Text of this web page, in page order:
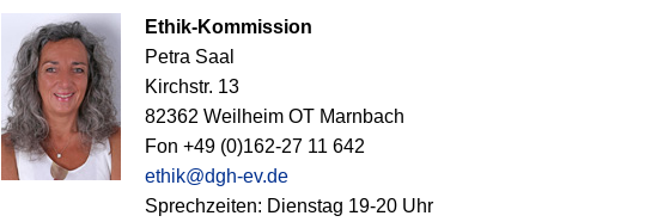
Ethik-Kommission
Petra Saal
Kirchstr. 13
82362 Weilheim OT Marnbach
Fon +49 (0)162-27 11 642
ethik@dgh-ev.de
Sprechzeiten: Dienstag 19-20 Uhr